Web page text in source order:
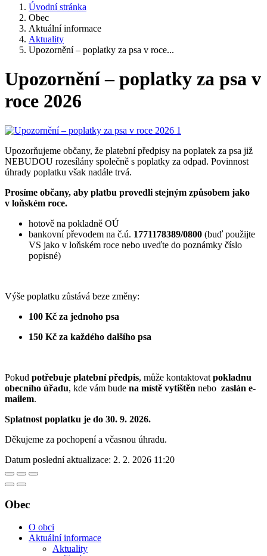
Úvodní stránka
Obec
Aktuální informace
Aktuality
Upozornění – poplatky za psa v roce...
Upozornění – poplatky za psa v
roce 2026
Upozorňujeme občany, že platební předpisy na poplatek za psa již
NEBUDOU rozesílány společně s poplatky za odpad. Povinnost
úhrady poplatku však nadále trvá.
Prosíme občany, aby platbu provedli stejným způsobem jako
v loňském roce.
hotově na pokladně OÚ
bankovní převodem na č.ú. 1771178389/0800 (buď použijte
VS jako v loňském roce nebo uveďte do poznámky číslo
popisné)
Výše poplatku zůstává beze změny:
100 Kč za jednoho psa
150 Kč za každého dalšího psa
Pokud potřebuje platební předpis, může kontaktovat pokladnu
obecního úřadu, kde vám bude na místě vytištěn nebo zaslán e-
mailem.
Splatnost poplatku je do 30. 9. 2026.
Děkujeme za pochopení a včasnou úhradu.
Datum poslední aktualizace: 2. 2. 2026 11:20
Obec
O obci
Aktuální informace
Aktuality